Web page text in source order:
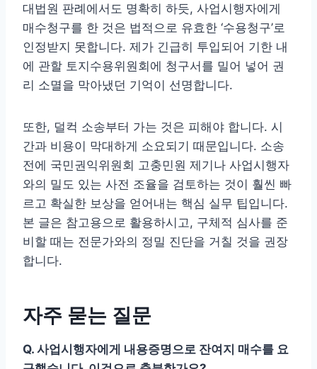
대법원 판례에서도 명확히 하듯, 사업시행자에게
매수청구를 한 것은 법적으로 유효한 ‘수용청구’로
인정받지 못합니다. 제가 긴급히 투입되어 기한 내
에 관할 토지수용위원회에 청구서를 밀어 넣어 권
리 소멸을 막아냈던 기억이 선명합니다.
또한, 덜컥 소송부터 가는 것은 피해야 합니다. 시
간과 비용이 막대하게 소요되기 때문입니다. 소송
전에 국민권익위원회 고충민원 제기나 사업시행자
와의 밀도 있는 사전 조율을 검토하는 것이 훨씬 빠
르고 확실한 보상을 얻어내는 핵심 실무 팁입니다.
본 글은 참고용으로 활용하시고, 구체적 심사를 준
비할 때는 전문가와의 정밀 진단을 거칠 것을 권장
합니다.
자주 묻는 질문
Q. 사업시행자에게 내용증명으로 잔여지 매수를 요